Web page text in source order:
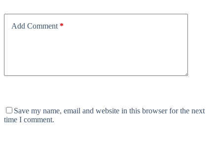
Add Comment *
Save my name, email and website in this browser for the next
time I comment.